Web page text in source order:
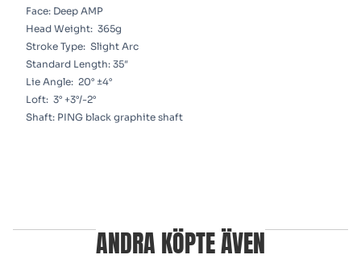
Face: Deep AMP
Head Weight: 365g
Stroke Type: Slight Arc
Standard Length: 35″
Lie Angle: 20° ±4°
Loft: 3° +3°/-2°
Shaft: PING black graphite shaft
ANDRA KÖPTE ÄVEN